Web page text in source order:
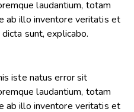
laudantium, totam
ab illo inventore veritatis et
sunt, explicabo.
iste natus error sit
laudantium, totam
ab illo inventore veritatis et